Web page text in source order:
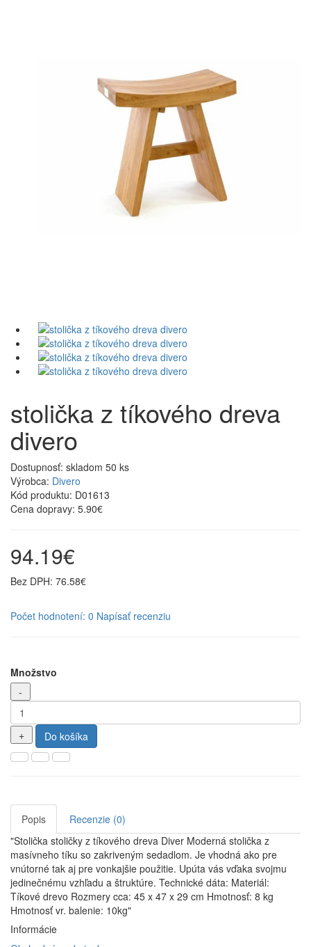
stolička z tíkového dreva
divero
Dostupnosť: skladom 50 ks
Výrobca: Divero
Kód produktu: D01613
Cena dopravy: 5.90€
94.19€
Bez DPH: 76.58€
Počet hodnotení: 0 Napísať recenziu
Množstvo
Do košíka
Popis
Recenzie (0)
"Stolička stoličky z tíkového dreva Diver Moderná stolička z
masívneho tíku so zakriveným sedadlom. Je vhodná ako pre
vnútorné tak aj pre vonkajšie použitie. Upúta vás vďaka svojmu
jedinečnému vzhľadu a štruktúre. Technické dáta: Materiál:
Tíkové drevo Rozmery cca: 45 x 47 x 29 cm Hmotnosť: 8 kg
Hmotnosť vr. balenie: 10kg"
Informácie